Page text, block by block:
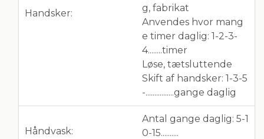
Handsker:
g, fabrikat
Anvendes hvor mang
e timer daglig: 1-2-3-
4........timer
Løse, tætsluttende
Skift af handsker: 1-3-5
-................gange daglig
Håndvask:
Antal gange daglig: 5-1
0-15..........